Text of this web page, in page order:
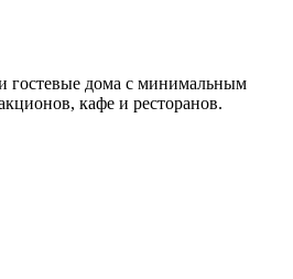
гостевые дома с минимальным
кафе и ресторанов.